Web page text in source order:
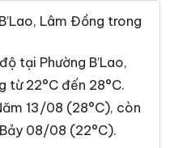
Xã Bảo Lâm 5
Xã Cát Tiên
Xã Cát Tiên 3
Xã D’Ran
Lâm Đồng trong
tại Phường B’Lao,
từ 22°C đến 28°C.
13/08 (28°C), còn
08/08 (22°C).